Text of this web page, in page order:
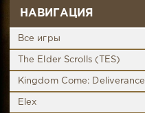
НАВИГАЦИЯ
Все игры
The Elder Scrolls (TES)
Kingdom Come: Deliverance
Elex